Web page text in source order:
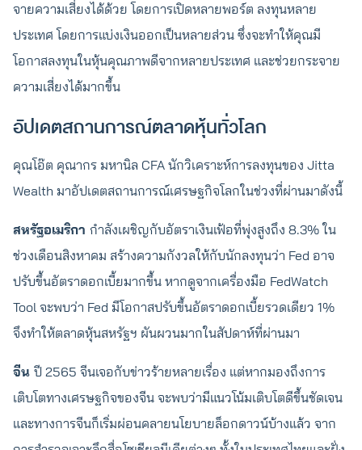
จายความเสี่ยงได้ด้วย โดยการเปิดหลายพอร์ต ลงทุนหลาย
ประเทศ โดยการแบ่งเงินออกเป็นหลายส่วน ซึ่งจะทำให้คุณมี
โอกาสลงทุนในหุ้นคุณภาพดีจากหลายประเทศ และช่วยกระจาย
ความเสี่ยงได้มากขึ้น
อัปเดตสถานการณ์ตลาดหุ้นทั่วโลก
คุณโอ๊ต คุณากร มหานิล CFA นักวิเคราะห์การลงทุนของ Jitta
Wealth มาอัปเดตสถานการณ์เศรษฐกิจโลกในช่วงที่ผ่านมาดังนี้
สหรัฐอเมริกา กำลังเผชิญกับอัตราเงินเฟ้อที่พุ่งสูงถึง 8.3% ใน
ช่วงเดือนสิงหาคม สร้างความกังวลให้กับนักลงทุนว่า Fed อาจ
ปรับขึ้นอัตราดอกเบี้ยมากขึ้น หากดูจากเครื่องมือ FedWatch
Tool จะพบว่า Fed มีโอกาสปรับขึ้นอัตราดอกเบี้ยรวดเดียว 1%
จึงทำให้ตลาดหุ้นสหรัฐฯ ผันผวนมากในสัปดาห์ที่ผ่านมา
จีน ปี 2565 จีนเจอกับข่าวร้ายหลายเรื่อง แต่หากมองถึงการ
เติบโตทางเศรษฐกิจของจีน จะพบว่ามีแนวโน้มเติบโตดีขึ้นชัดเจน
และทางการจีนก็เริ่มผ่อนคลายนโยบายล็อกดาวน์บ้างแล้ว จาก